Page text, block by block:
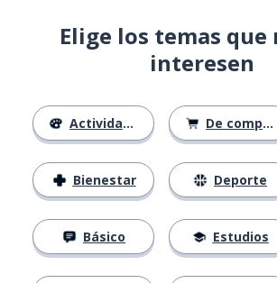
Elige los temas que
interesen
Actividades
Bienestar
Básico
De compras
Deporte
Estudios